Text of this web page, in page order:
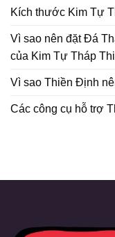
Kích thước Kim Tự
Vì sao nên đặt Đá
của Kim Tự Tháp
Vì sao Thiền Định
Các công cụ hỗ trợ